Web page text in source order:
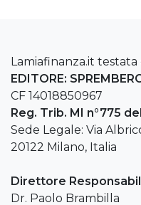
Lamiafinanza.it testata
EDITORE:
CF 14018850967
Reg. Trib. MI n°775
Sede Legale: Via
20122 Milano, Italia
Direttore
Dr. Paolo Brambilla